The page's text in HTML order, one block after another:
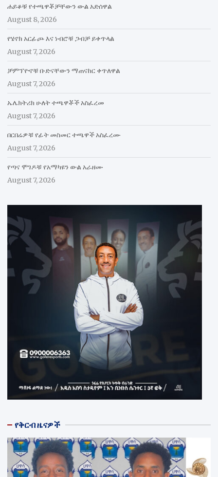
ሐይቆቹ የተጫዋቾቻቸውን ውል አድሰዋል
August 8, 2026
የሄኖክ አርፊጮ እና ነብሮቹ ጋብቻ ይቀጥላል
August 7, 2026
ቻምፕዮኖቹ ቡድናቸውን ማጠናከር ቀጥለዋል
August 7, 2026
ኤሌክትሪክ ሁለት ተጫዋቾች አስፈረመ
August 7, 2026
በርበሬዎቹ የፊት መስመር ተጫዋች አስፈረሙ
August 7, 2026
የጣና ሞገዶቹ የአማካዩን ውል አራዘሙ
August 7, 2026
የቅርብ ዜናዎች